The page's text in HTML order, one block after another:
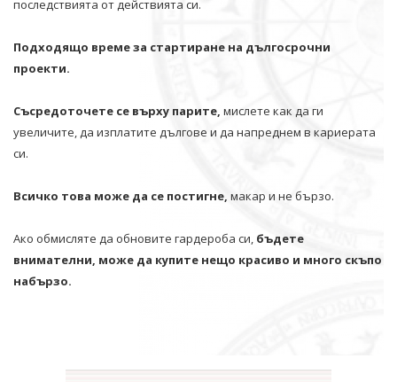
последствията от действията си.
Подходящо време за стартиране на дългосрочни
проекти.
Съсредоточете се върху парите, мислете как да ги
увеличите, да изплатите дългове и да напреднем в кариерата
си.
Всичко това може да се постигне, макар и не бързо.
Ако обмисляте да обновите гардероба си, бъдете
внимателни, може да купите нещо красиво и много скъпо
набързо.